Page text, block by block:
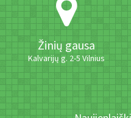
Žinių gausa
Kalvarijų g. 2-5 Vilnius